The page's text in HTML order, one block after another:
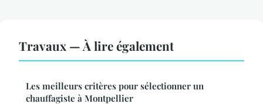
Travaux — À lire également
Les meilleurs critères pour sélectionner un
chauffagiste à Montpellier